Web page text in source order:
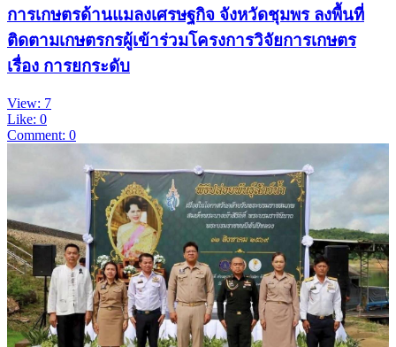
การเกษตรด้านแมลงเศรษฐกิจ จังหวัดชุมพร ลงพื้นที่
ติดตามเกษตรกรผู้เข้าร่วมโครงการวิจัยการเกษตร
เรื่อง การยกระดับ
View: 7
Like: 0
Comment: 0